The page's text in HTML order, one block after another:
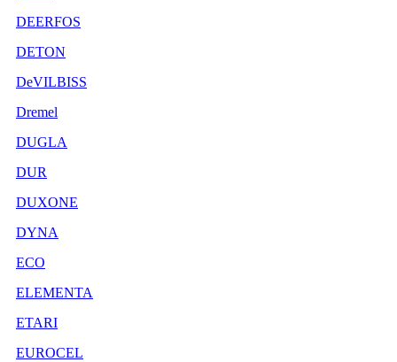
DEERFOS
DETON
DeVILBISS
Dremel
DUGLA
DUR
DUXONE
DYNA
ECO
ELEMENTA
ETARI
EUROCEL